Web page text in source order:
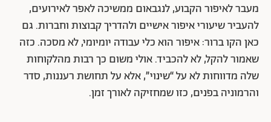
מעבר לאיפור הקבוע, לנגבאום ממשיכה לאפר לאירועים,
להעביר שיעורי איפור אישיים ולהדריך קבוצות וחברות. גם
כאן הקו ברור: איפור הוא כלי עבודה יומיומי, לא מסכה. כזה
שאמור להקל, לא להכביד. אולי משום כך רבות מהלקוחות
שלה מדווחות לא על “שינוי”, אלא על תחושת רעננות, סדר
והרמוניה בפנים, כזו שמחזיקה לאורך זמן.